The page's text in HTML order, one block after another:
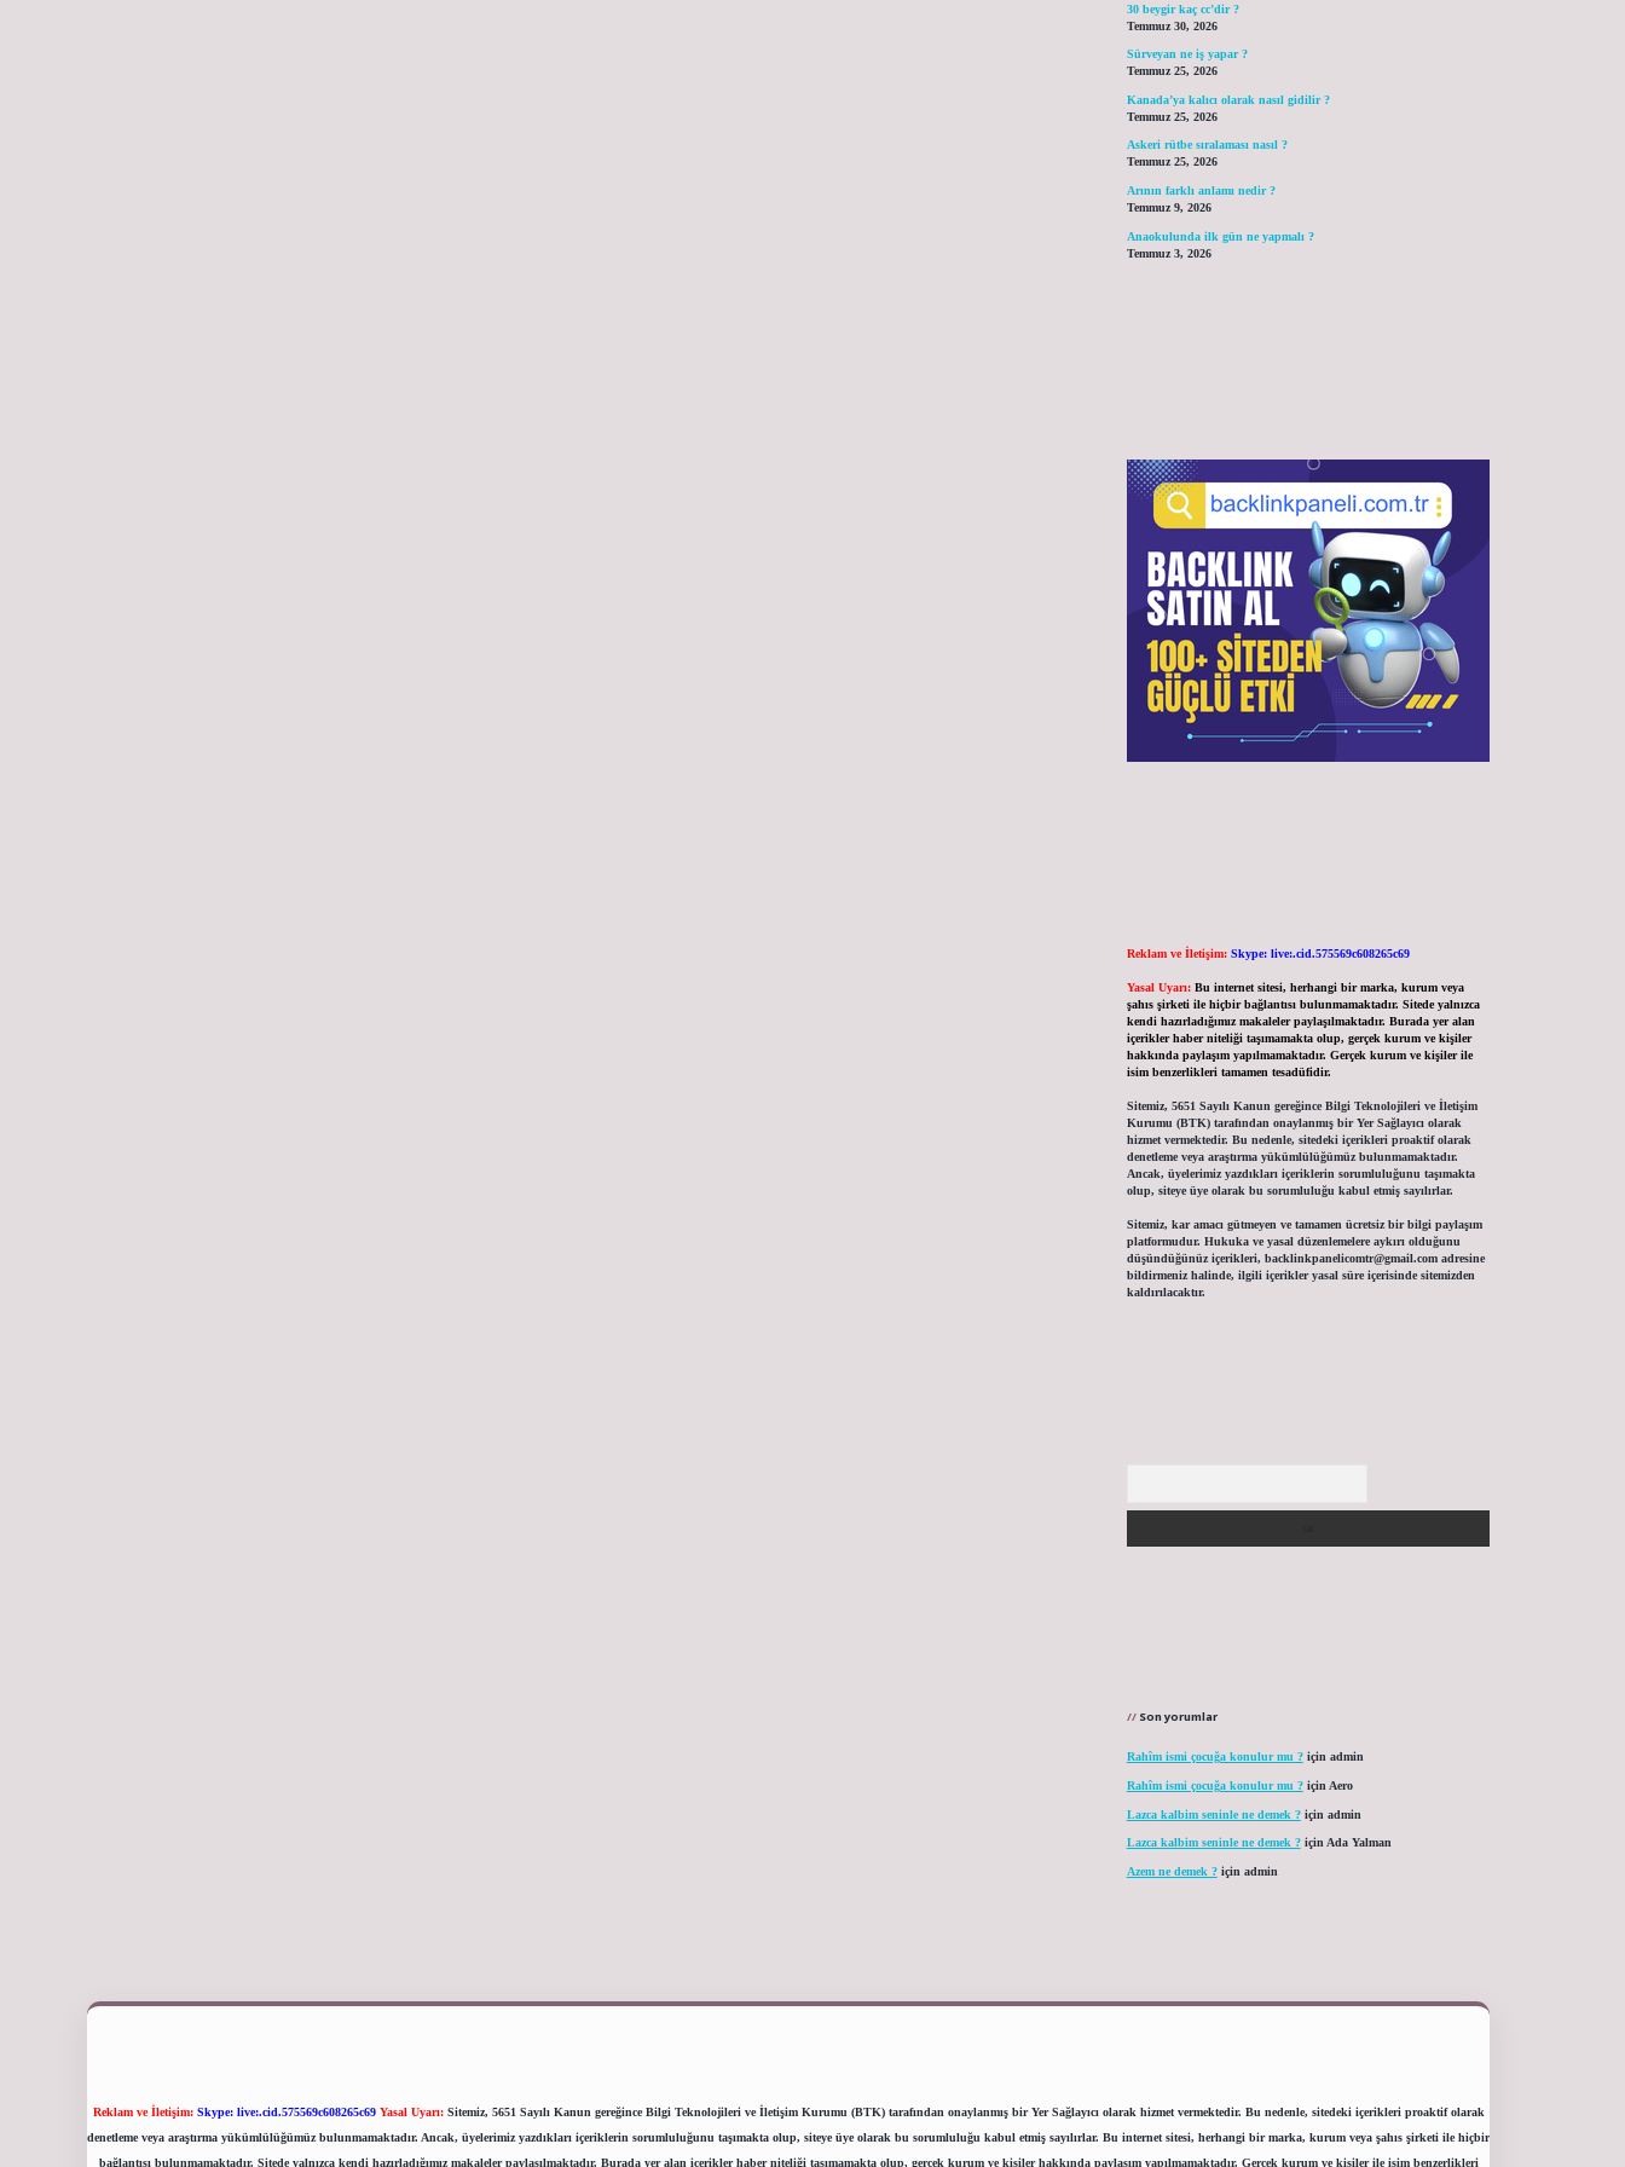
30 beygir kaç cc’dir ?
Temmuz 30, 2026
Sürveyan ne iş yapar ?
Temmuz 25, 2026
Kanada’ya kalıcı olarak nasıl gidilir ?
Temmuz 25, 2026
Askeri rütbe sıralaması nasıl ?
Temmuz 25, 2026
Arının farklı anlamı nedir ?
Temmuz 9, 2026
Anaokulunda ilk gün ne yapmalı ?
Temmuz 3, 2026
Reklam ve İletişim: Skype: live:.cid.575569c608265c69
Yasal Uyarı: Bu internet sitesi, herhangi bir marka, kurum veya
şahıs şirketi ile hiçbir bağlantısı bulunmamaktadır. Sitede yalnızca
kendi hazırladığımız makaleler paylaşılmaktadır. Burada yer alan
içerikler haber niteliği taşımamakta olup, gerçek kurum ve kişiler
hakkında paylaşım yapılmamaktadır. Gerçek kurum ve kişiler ile
isim benzerlikleri tamamen tesadüfidir.
Sitemiz, 5651 Sayılı Kanun gereğince Bilgi Teknolojileri ve İletişim
Kurumu (BTK) tarafından onaylanmış bir Yer Sağlayıcı olarak
hizmet vermektedir. Bu nedenle, sitedeki içerikleri proaktif olarak
denetleme veya araştırma yükümlülüğümüz bulunmamaktadır.
Ancak, üyelerimiz yazdıkları içeriklerin sorumluluğunu taşımakta
olup, siteye üye olarak bu sorumluluğu kabul etmiş sayılırlar.
Sitemiz, kar amacı gütmeyen ve tamamen ücretsiz bir bilgi paylaşım
platformudur. Hukuka ve yasal düzenlemelere aykırı olduğunu
düşündüğünüz içerikleri, backlinkpanelicomtr@gmail.comadresine
bildirmeniz halinde, ilgili içerikler yasal süre içerisinde sitemizden
kaldırılacaktır.
Son yorumlar
Rahîm ismi çocuğa konulur mu ?için admin
Rahîm ismi çocuğa konulur mu ?için Aero
Lazca kalbim seninle ne demek ?için admin
Lazca kalbim seninle ne demek ?için Ada Yalman
Azem ne demek ?için admin
Reklam ve İletişim: Skype: live:.cid.575569c608265c69 Yasal Uyarı:Sitemiz, 5651 Sayılı Kanun gereğince Bilgi Teknolojileri ve İletişim Kurumu (BTK) tarafından onaylanmış bir Yer Sağlayıcı olarak hizmet vermektedir. Bu nedenle, sitedeki içerikleri proaktif olarak
denetleme veya araştırma yükümlülüğümüz bulunmamaktadır. Ancak, üyelerimiz yazdıkları içeriklerin sorumluluğunu taşımakta olup, siteye üye olarak bu sorumluluğu kabul etmiş sayılırlar. Bu internet sitesi, herhangi bir marka, kurum veya şahıs şirketi ile hiçbir
bağlantısı bulunmamaktadır. Sitede yalnızca kendi hazırladığımız makaleler paylaşılmaktadır. Burada yer alan içerikler haber niteliği taşımamakta olup, gerçek kurum ve kişiler hakkında paylaşım yapılmamaktadır. Gerçek kurum ve kişiler ile isim benzerlikleri